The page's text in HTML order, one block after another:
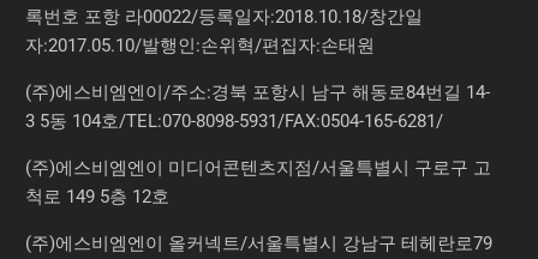
록번호 포항 라00022/등록일자:2018.10.18/창간일
자:2017.05.10/발행인:손위혁/편집자:손태원
(주)에스비엠엔이/주소:경북 포항시 남구 해동로84번길 14-
3 5동 104호/TEL:070-8098-5931/FAX:0504-165-6281/
(주)에스비엠엔이 미디어콘텐츠지점/서울특별시 구로구 고
척로 149 5층 12호
(주)에스비엠엔이 올커넥트/서울특별시 강남구 테헤란로79